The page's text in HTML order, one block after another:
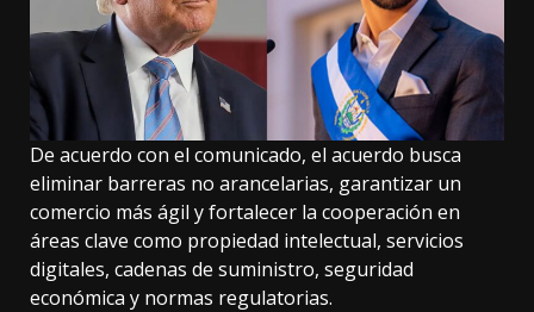
De acuerdo con el comunicado, el acuerdo busca
eliminar barreras no arancelarias, garantizar un
comercio más ágil y fortalecer la cooperación en
áreas clave como propiedad intelectual, servicios
digitales, cadenas de suministro, seguridad
económica y normas regulatorias.